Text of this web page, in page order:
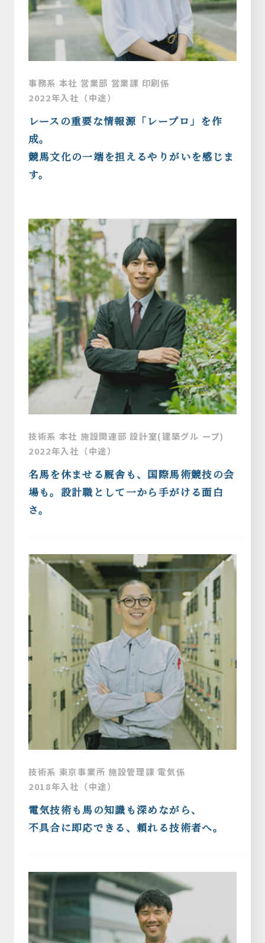
事務系 本社 営業部 営業課 印刷係
2022年入社（中途）
レースの重要な情報源「レープロ」を作
成。
競馬文化の一端を担えるやりがいを感じま
す。
技術系 本社 施設関連部 設計室(建築グル ープ)
2022年入社（中途）
名馬を休ませる厩舎も、国際馬術競技の会
場も。設計職として一から手がける面白
さ。
技術系 東京事業所 施設管理課 電気係
2018年入社（中途）
電気技術も馬の知識も深めながら、
不具合に即応できる、頼れる技術者へ。